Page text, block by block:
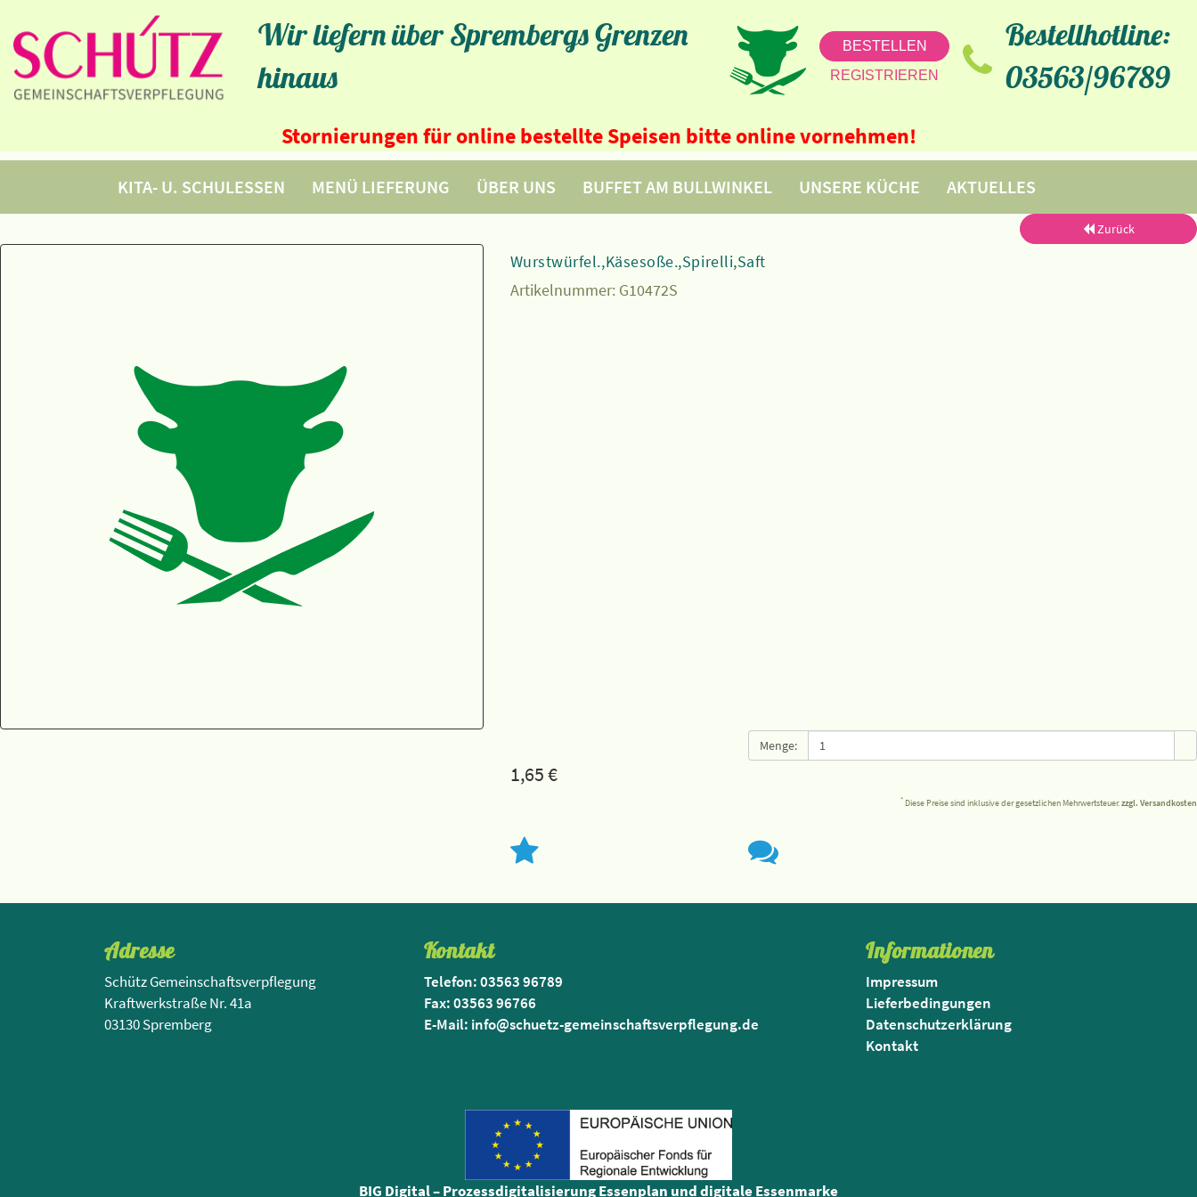
Wir liefern über Sprembergs Grenzen
hinaus
BESTELLEN
REGISTRIEREN
Bestellhotline:
03563/96789
Stornierungen für online bestellte Speisen bitte online vornehmen!
KITA- U. SCHULESSEN MENÜ LIEFERUNG ÜBER UNS BUFFET AM BULLWINKEL UNSERE KÜCHE AKTUELLES
Zurück
Wurstwürfel.,Käsesoße.,Spirelli,Saft
Artikelnummer: G10472S
Menge:
1,65€
* Diese Preise sind inklusive der gesetzlichen Mehrwertsteuer.zzgl. Versandkosten
Adresse
Schütz Gemeinschaftsverpflegung
Kraftwerkstraße Nr. 41a
03130 Spremberg
Kontakt
Telefon: 03563 96789
Fax: 03563 96766
E-Mail: info@schuetz-gemeinschaftsverpflegung.de
Informationen
Impressum
Lieferbedingungen
Datenschutzerklärung
Kontakt
BIG Digital – Prozessdigitalisierung Essenplan und digitale Essenmarke